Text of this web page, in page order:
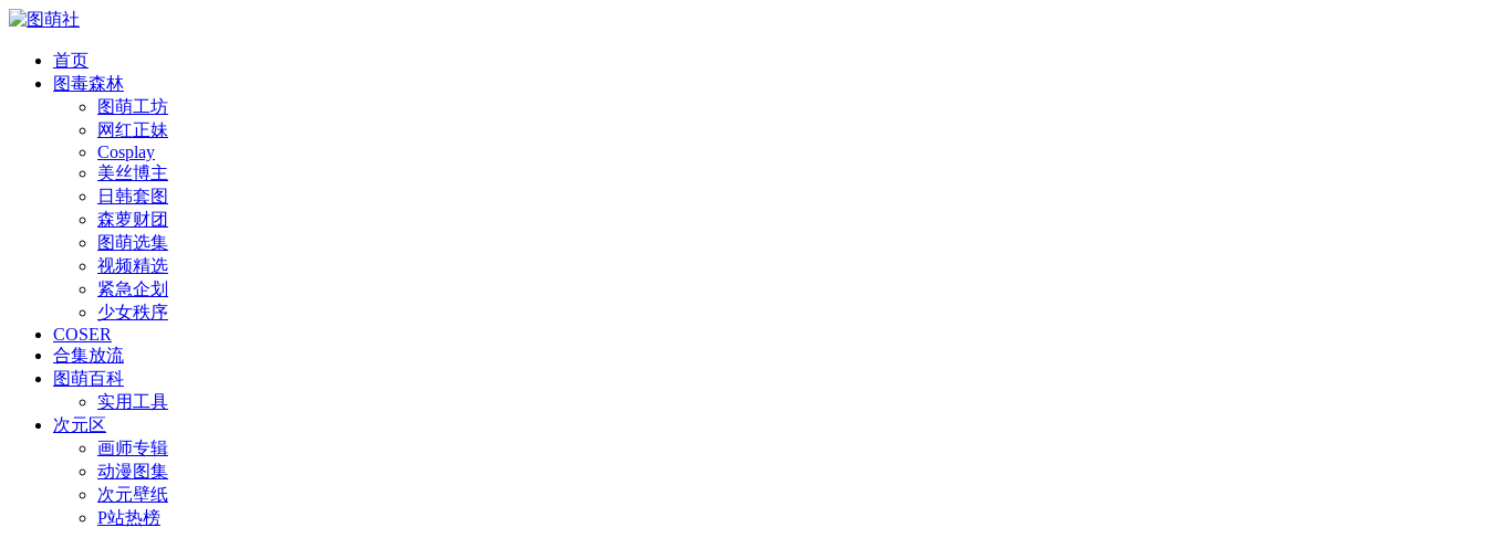
首页
图毒森林
图萌工坊
网红正妹
Cosplay
美丝博主
日韩套图
森萝财团
图萌选集
视频精选
紧急企划
少女秩序
COSER
合集放流
图萌百科
实用工具
次元区
画师专辑
动漫图集
次元壁纸
P站热榜